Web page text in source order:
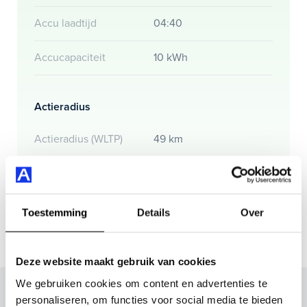
Toestemming Details Over
Deze website maakt gebruik van cookies
We gebruiken cookies om content en advertenties te
personaliseren, om functies voor social media te bieden
Accu laadtijd 04:40
Accucapaciteit 10 kWh
Actieradius
Actieradius (WLTP) 49 km
Inruilvoorstel op deze auto?